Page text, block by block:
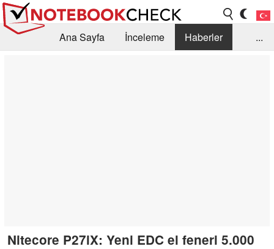
Ana Sayfa İnceleme
Haberler
...
Nitecore P27iX: Yeni EDC el feneri 5.000